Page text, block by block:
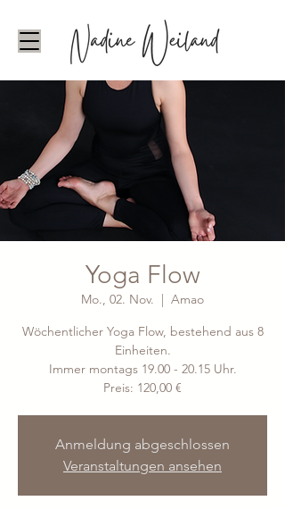
Yoga Flow
Mo., 02. Nov.
  |
Amao
Wöchentlicher Yoga Flow, bestehend aus 8
Einheiten.
Immer montags 19.00 - 20.15 Uhr.
Preis: 120,00 €
Anmeldung abgeschlossen
Veranstaltungen ansehen